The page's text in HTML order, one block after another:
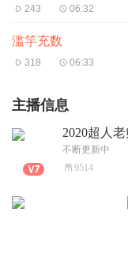
243 06:32
滥竽充数
318 06:33
主播信息
2020超人
不断更新中
9514